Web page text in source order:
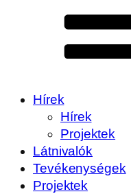
Hírek
Hírek
Projektek
Látnivalók
Tevékenységek
Projektek